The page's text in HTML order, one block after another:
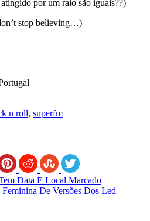
por um raio são iguais??)
stop believing…)
n roll, superfm
Data E Local Marcado
De Versões Dos Led